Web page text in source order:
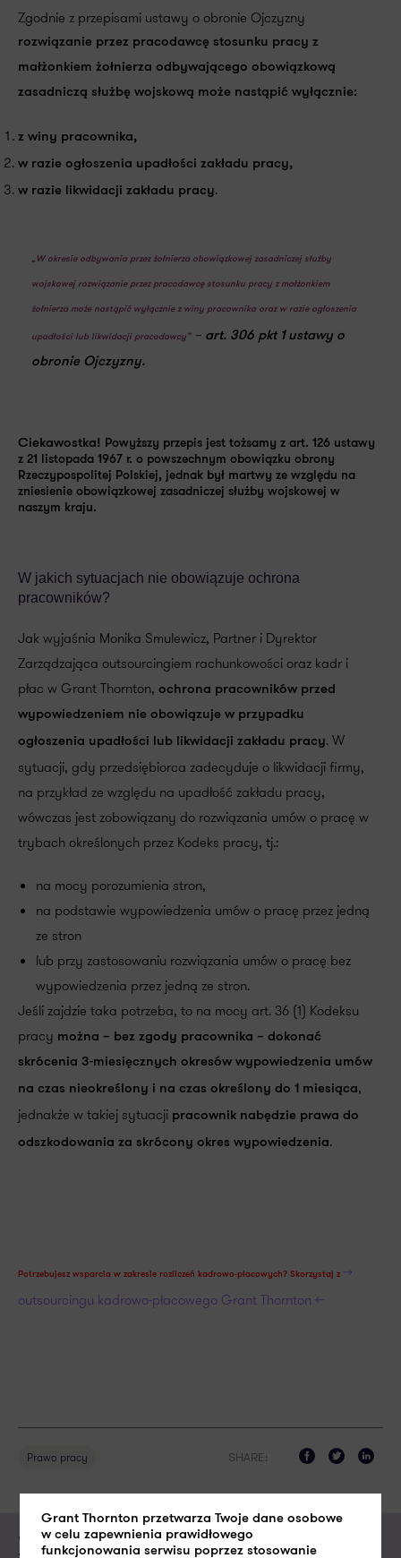
Zgodnie z przepisami ustawy o obronie Ojczyzny
rozwiązanie przez pracodawcę stosunku pracy z
małżonkiem żołnierza odbywającego obowiązkową
zasadniczą służbę wojskową może nastąpić wyłącznie:
z winy pracownika,
w razie ogłoszenia upadłości zakładu pracy,
w razie likwidacji zakładu pracy.
„W okresie odbywania przez żołnierza obowiązkowej zasadniczej służby
wojskowej rozwiązanie przez pracodawcę stosunku pracy z małżonkiem
żołnierza może nastąpić wyłącznie z winy pracownika oraz w razie ogłoszenia
upadłości lub likwidacji pracodawcy”– art. 306 pkt 1 ustawy o
obronie Ojczyzny.
Ciekawostka! Powyższy przepis jest tożsamy z art. 126 ustawy
z 21 listopada 1967 r. o powszechnym obowiązku obrony
Rzeczypospolitej Polskiej, jednak był martwy ze względu na
zniesienie obowiązkowej zasadniczej służby wojskowej w
naszym kraju.
W jakich sytuacjach nie obowiązuje ochrona
pracowników?
Jak wyjaśnia Monika Smulewicz, Partner i Dyrektor
Zarządzająca outsourcingiem rachunkowości oraz kadr i
płac w Grant Thornton, ochrona pracowników przed
wypowiedzeniem nie obowiązuje w przypadku
ogłoszenia upadłości lub likwidacji zakładu pracy. W
sytuacji, gdy przedsiębiorca zadecyduje o likwidacji firmy,
na przykład ze względu na upadłość zakładu pracy,
wówczas jest zobowiązany do rozwiązania umów o pracę w
trybach określonych przez Kodeks pracy, tj.:
na mocy porozumienia stron,
na podstawie wypowiedzenia umów o pracę przez jedną
ze stron
lub przy zastosowaniu rozwiązania umów o pracę bez
wypowiedzenia przez jedną ze stron.
Jeśli zajdzie taka potrzeba, to na mocy art. 36 (1) Kodeksu
pracy można – bez zgody pracownika – dokonać
skrócenia 3-miesięcznych okresów wypowiedzenia umów
na czas nieokreślony i na czas określony do 1 miesiąca,
jednakże w takiej sytuacji pracownik nabędzie prawa do
odszkodowania za skrócony okres wypowiedzenia.
Potrzebujesz wsparcia w zakresie rozliczeń kadrowo-płacowych? Skorzystaj z >>
outsourcingu kadrowo-płacowego Grant Thornton <<
Prawo pracy SHARE:
Zapytaj o ofertę usługi
Grant Thornton przetwarza Twoje dane osobowe
w celu zapewnienia prawidłowego
funkcjonowania serwisu poprzez stosowanie